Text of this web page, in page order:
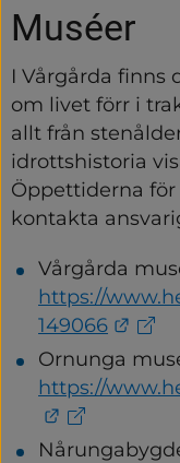
Muséer
I Vårgårda finns
om livet förr i
allt från
idrottshistoria
Öppettiderna för
kontakta
https://
149066
https://
Länk till